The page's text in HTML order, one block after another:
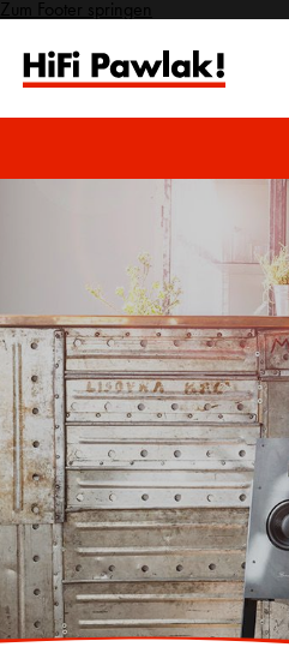
Zum Footer springen